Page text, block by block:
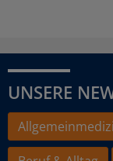
UNSERE